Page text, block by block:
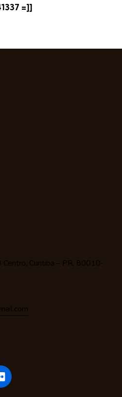
=]]
Centro, Curitiba – PR, 80010-